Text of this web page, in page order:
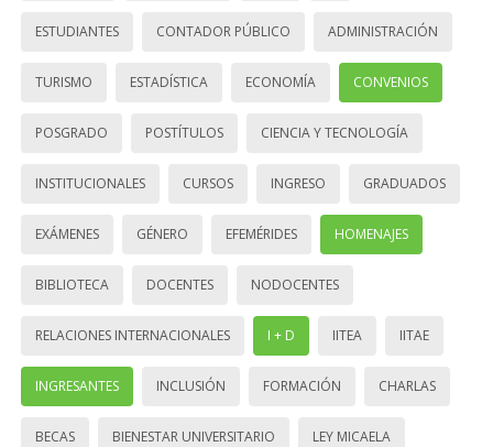
ESTUDIANTES CONTADOR PÚBLICO ADMINISTRACIÓN
TURISMO ESTADÍSTICA ECONOMÍA CONVENIOS
POSGRADO POSTÍTULOS CIENCIA Y TECNOLOGÍA
INSTITUCIONALES CURSOS INGRESO GRADUADOS
EXÁMENES GÉNERO EFEMÉRIDES HOMENAJES
BIBLIOTECA DOCENTES NODOCENTES
RELACIONES INTERNACIONALES I + D IITEA IITAE
INGRESANTES INCLUSIÓN FORMACIÓN CHARLAS
BECAS BIENESTAR UNIVERSITARIO LEY MICAELA